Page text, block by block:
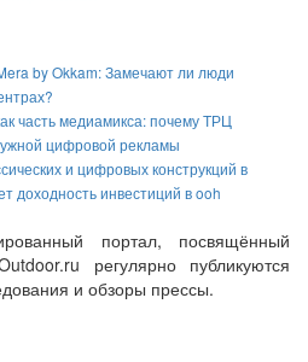
by Okkam: Замечают ли люди
часть медиамикса: почему ТРЦ
цифровой рекламы
и цифровых конструкций в
доходность инвестиций в ooh
портал, посвящённый
регулярно публикуются
и обзоры прессы.